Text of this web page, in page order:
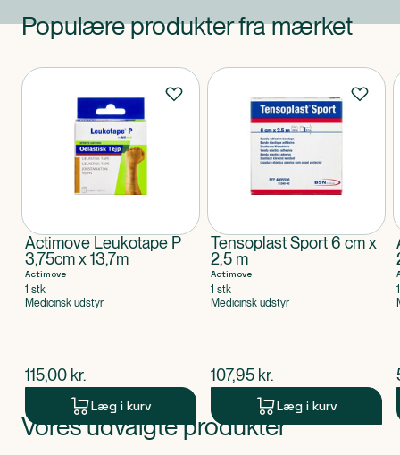
Populære produkter fra mærket
Produkter
Actimove Leukotape P
3,75cm x 13,7m
Actimove
1 stk
Medicinsk udstyr
$nuværende pris
115,00 kr.
Læg i kurv
Tensoplast Sport 6 cm x
2,5 m
Actimove
1 stk
Medicinsk udstyr
$nuværende pris
107,95 kr.
Læg i kurv
Produkt 1 af 0
Vores udvalgte produkter